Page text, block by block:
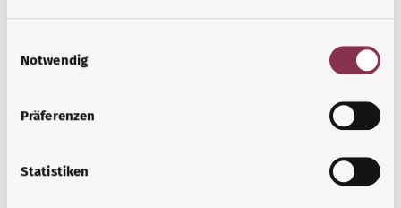
Notwendig
Präferenzen
Statistiken
Указание
Предоставлено некоммерческой организацией Was
hab’ ich? GmbH по поручению Bundesministerium für